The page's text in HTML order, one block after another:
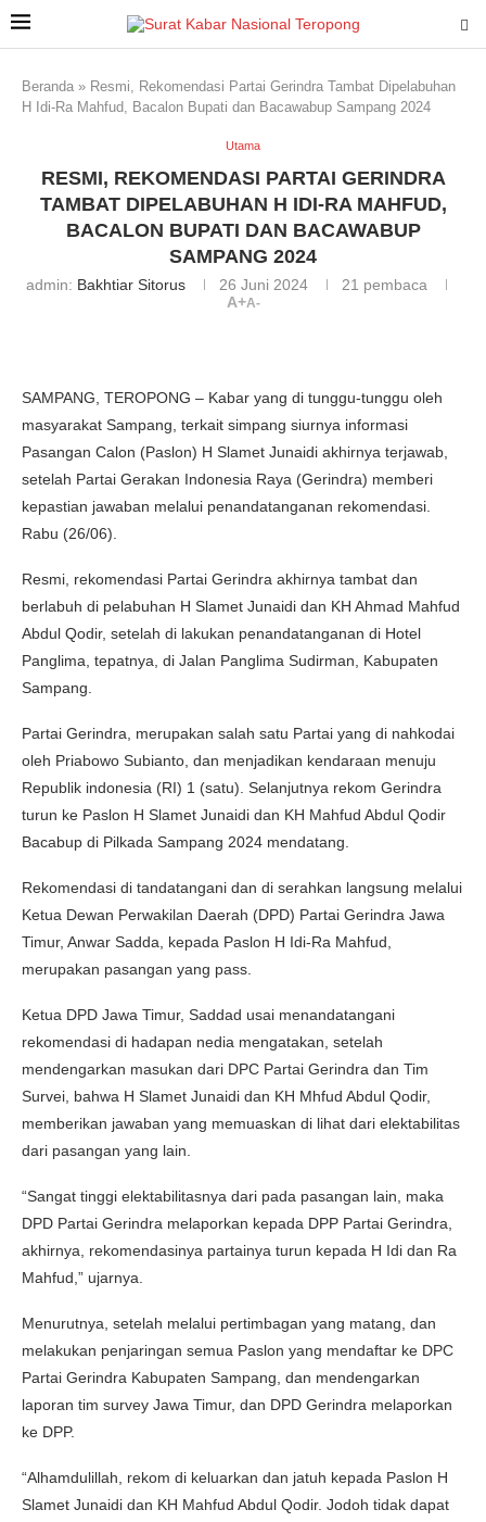
Beranda » Resmi, Rekomendasi Partai Gerindra Tambat Dipelabuhan
H Idi-Ra Mahfud, Bacalon Bupati dan Bacawabup Sampang 2024
Utama
RESMI, REKOMENDASI PARTAI GERINDRA
TAMBAT DIPELABUHAN H IDI-RA MAHFUD,
BACALON BUPATI DAN BACAWABUP
SAMPANG 2024
admin: Bakhtiar Sitorus 26 Juni 2024 21 pembaca
A+A-
SAMPANG, TEROPONG – Kabar yang di tunggu-tunggu oleh
masyarakat Sampang, terkait simpang siurnya informasi
Pasangan Calon (Paslon) H Slamet Junaidi akhirnya terjawab,
setelah Partai Gerakan Indonesia Raya (Gerindra) memberi
kepastian jawaban melalui penandatanganan rekomendasi.
Rabu (26/06).
Resmi, rekomendasi Partai Gerindra akhirnya tambat dan
berlabuh di pelabuhan H Slamet Junaidi dan KH Ahmad Mahfud
Abdul Qodir, setelah di lakukan penandatanganan di Hotel
Panglima, tepatnya, di Jalan Panglima Sudirman, Kabupaten
Sampang.
Partai Gerindra, merupakan salah satu Partai yang di nahkodai
oleh Priabowo Subianto, dan menjadikan kendaraan menuju
Republik indonesia (RI) 1 (satu). Selanjutnya rekom Gerindra
turun ke Paslon H Slamet Junaidi dan KH Mahfud Abdul Qodir
Bacabup di Pilkada Sampang 2024 mendatang.
Rekomendasi di tandatangani dan di serahkan langsung melalui
Ketua Dewan Perwakilan Daerah (DPD) Partai Gerindra Jawa
Timur, Anwar Sadda, kepada Paslon H Idi-Ra Mahfud,
merupakan pasangan yang pass.
Ketua DPD Jawa Timur, Saddad usai menandatangani
rekomendasi di hadapan nedia mengatakan, setelah
mendengarkan masukan dari DPC Partai Gerindra dan Tim
Survei, bahwa H Slamet Junaidi dan KH Mhfud Abdul Qodir,
memberikan jawaban yang memuaskan di lihat dari elektabilitas
dari pasangan yang lain.
“Sangat tinggi elektabilitasnya dari pada pasangan lain, maka
DPD Partai Gerindra melaporkan kepada DPP Partai Gerindra,
akhirnya, rekomendasinya partainya turun kepada H Idi dan Ra
Mahfud,” ujarnya.
Menurutnya, setelah melalui pertimbagan yang matang, dan
melakukan penjaringan semua Paslon yang mendaftar ke DPC
Partai Gerindra Kabupaten Sampang, dan mendengarkan
laporan tim survey Jawa Timur, dan DPD Gerindra melaporkan
ke DPP.
“Alhamdulillah, rekom di keluarkan dan jatuh kepada Paslon H
Slamet Junaidi dan KH Mahfud Abdul Qodir. Jodoh tidak dapat